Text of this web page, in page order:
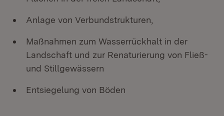
Anlage von Verbundstrukturen,
Maßnahmen zum Wasserrückhalt in der
Landschaft und zur Renaturierung von Fließ-
und Stillgewässern
Entsiegelung von Böden